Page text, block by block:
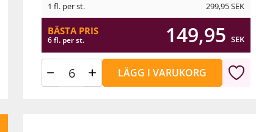
1 fl. per st. 299,95SEK
BÄSTA PRIS
6 fl. per st. 149,95 SEK
LÄGG I VARUKORG